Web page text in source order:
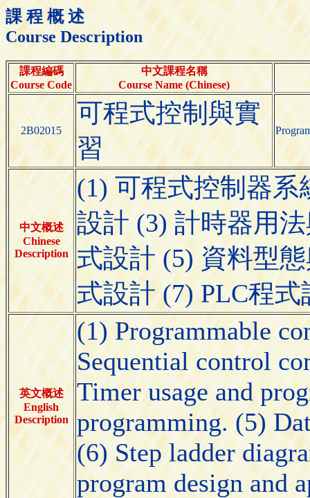
課 程 概 述
Course Description
課程編碼
Course Code
中文課程名稱
Course Name (Chinese)
2B02015
可程式控制與實
習
中文概述
Chinese
Description
(1) 可程式控制器系
設計 (3) 計時器用
式設計 (5) 資料型
式設計 (7) PLC程
英文概述
English
Description
(1) Programmable
Sequential control
Timer usage and
programming. (5)
(6) Step ladder
program design and